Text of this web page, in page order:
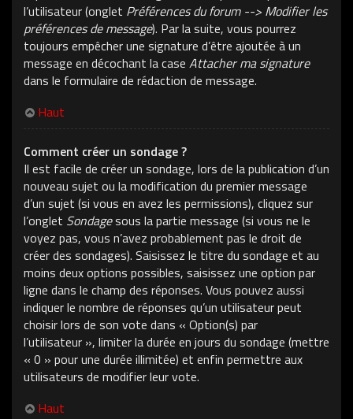
l’utilisateur (onglet Préférences du forum --> Modifier les
préférences de message). Par la suite, vous pourrez
toujours empêcher une signature d’être ajoutée à un
message en décochant la case Attacher ma signature
dans le formulaire de rédaction de message.
Haut
Comment créer un sondage ?
Il est facile de créer un sondage, lors de la publication d’un
nouveau sujet ou la modification du premier message
d’un sujet (si vous en avez les permissions), cliquez sur
l’onglet Sondagesous la partie message (si vous ne le
voyez pas, vous n’avez probablement pas le droit de
créer des sondages). Saisissez le titre du sondage et au
moins deux options possibles, saisissez une option par
ligne dans le champ des réponses. Vous pouvez aussi
indiquer le nombre de réponses qu’un utilisateur peut
choisir lors de son vote dans « Option(s) par
l’utilisateur », limiter la durée en jours du sondage (mettre
« 0 » pour une durée illimitée) et enfin permettre aux
utilisateurs de modifier leur vote.
Haut